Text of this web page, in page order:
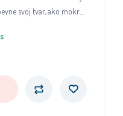
svoj tvar, ako mokrý